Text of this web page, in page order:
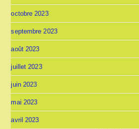
octobre 2023
septembre 2023
août 2023
juillet 2023
juin 2023
mai 2023
avril 2023